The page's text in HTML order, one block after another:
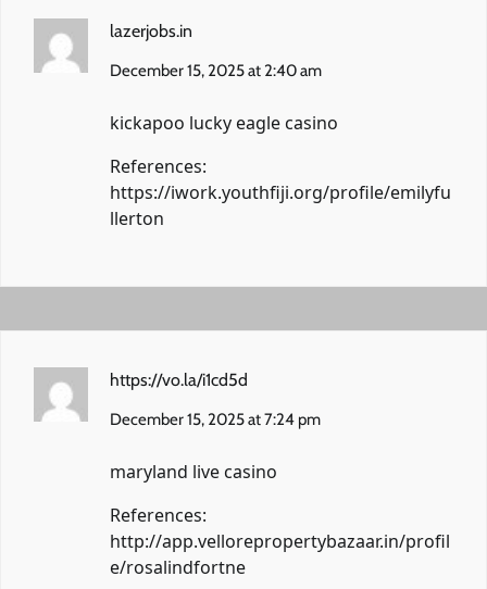
lazerjobs.in
December 15, 2025 at 2:40 am
kickapoo lucky eagle casino
References:
https://iwork.youthfiji.org/profile/emilyfu
llerton
https://vo.la/i1cd5d
December 15, 2025 at 7:24 pm
maryland live casino
References:
http://app.vellorepropertybazaar.in/profil
e/rosalindfortne